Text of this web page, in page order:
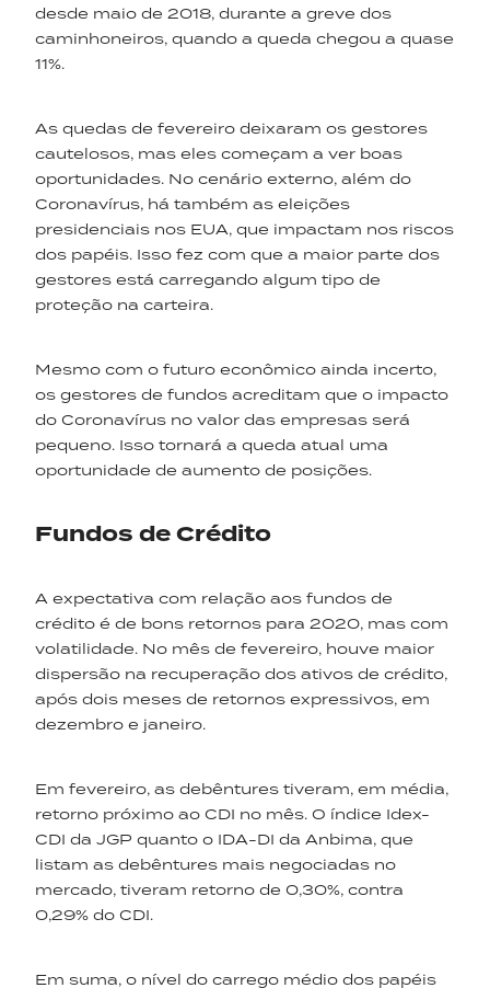
desde maio de 2018, durante a greve dos
caminhoneiros, quando a queda chegou a quase
11%.
As quedas de fevereiro deixaram os gestores
cautelosos, mas eles começam a ver boas
oportunidades. No cenário externo, além do
Coronavírus, há também as eleições
presidenciais nos EUA, que impactam nos riscos
dos papéis. Isso fez com que a maior parte dos
gestores está carregando algum tipo de
proteção na carteira.
Mesmo com o futuro econômico ainda incerto,
os gestores de fundos acreditam que o impacto
do Coronavírus no valor das empresas será
pequeno. Isso tornará a queda atual uma
oportunidade de aumento de posições.
Fundos de Crédito
A expectativa com relação aos fundos de
crédito é de bons retornos para 2020, mas com
volatilidade. No mês de fevereiro, houve maior
dispersão na recuperação dos ativos de crédito,
após dois meses de retornos expressivos, em
dezembro e janeiro.
Em fevereiro, as debêntures tiveram, em média,
retorno próximo ao CDI no mês. O índice Idex-
CDI da JGP quanto o IDA-DI da Anbima, que
listam as debêntures mais negociadas no
mercado, tiveram retorno de 0,30%, contra
0,29% do CDI.
Em suma, o nível do carrego médio dos papéis